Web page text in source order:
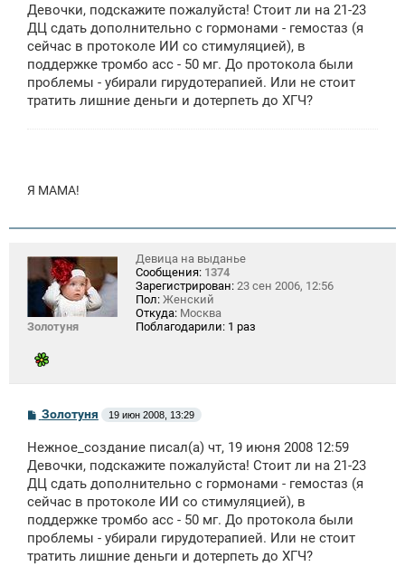
б
щ
н
и
Девочки, подскажите пожалуйста! Стоит ли на 21-23
ДЦ сдать дополнительно с гормонами - гемостаз (я
сейчас в протоколе ИИ со стимуляцией), в
поддержке тромбо асс - 50 мг. До протокола были
проблемы - убирали гирудотерапией. Или не стоит
тратить лишние деньги и дотерпеть до ХГЧ?
Я МАМА!
Золотуня
Девица на выданье
Сообщения: 1374
Зарегистрирован: 23 сен 2006, 12:56
Пол: Женский
Откуда: Москва
Поблагодарили: 1 раз
С
о
б
щ
н
и
Золотуня 19 июн 2008, 13:29
Нежное_создание писал(а) чт, 19 июня 2008 12:59
Девочки, подскажите пожалуйста! Стоит ли на 21-23
ДЦ сдать дополнительно с гормонами - гемостаз (я
сейчас в протоколе ИИ со стимуляцией), в
поддержке тромбо асс - 50 мг. До протокола были
проблемы - убирали гирудотерапией. Или не стоит
тратить лишние деньги и дотерпеть до ХГЧ?